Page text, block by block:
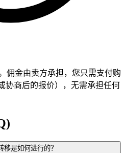
佣金由卖方承担，您只需支付购
协商后的报价），无需承担任何
移是如何进行的？